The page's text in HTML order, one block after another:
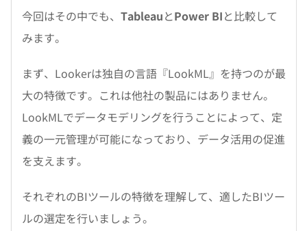
今回はその中でも、 TableauとPower BIと比較して
みます。
まず、Lookerは独自の言語『LookML』を持つのが最
大の特徴です。これは他社の製品にはありません。
LookMLでデータモデリングを行うことによって、定
義の一元管理が可能になっており、データ活用の促進
を支えます。
それぞれのBIツールの特徴を理解して、適したBIツー
ルの選定を行いましょう。